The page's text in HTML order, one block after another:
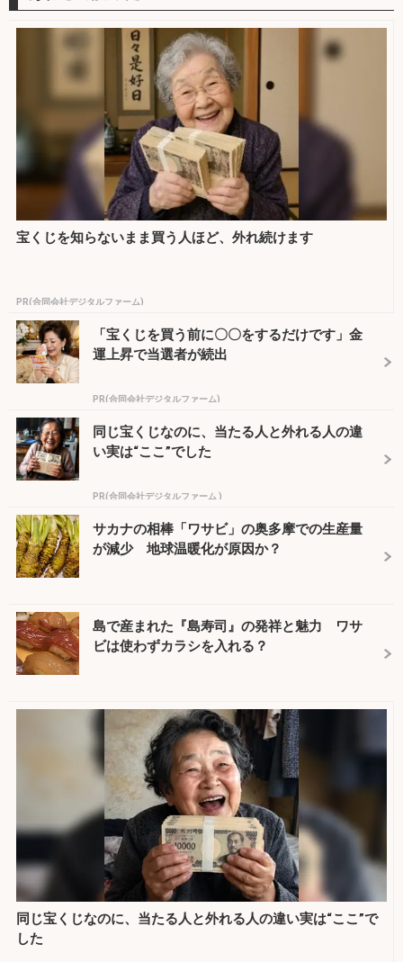
宝くじを知らないまま買う人ほど、外れ続けます
PR(合同会社デジタルファーム)
「宝くじを買う前に〇〇をするだけです」金
運上昇で当選者が続出
PR(合同会社デジタルファーム)
同じ宝くじなのに、当たる人と外れる人の違
い実は“ここ”でした
PR(合同会社デジタルファーム )
サカナの相棒「ワサビ」の奥多摩での生産量
が減少 地球温暖化が原因か？
島で産まれた『島寿司』の発祥と魅力 ワサ
ビは使わずカラシを入れる？
同じ宝くじなのに、当たる人と外れる人の違い実は“ここ”で
した